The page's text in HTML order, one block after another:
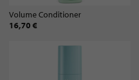
Volume Conditioner
16,70 €